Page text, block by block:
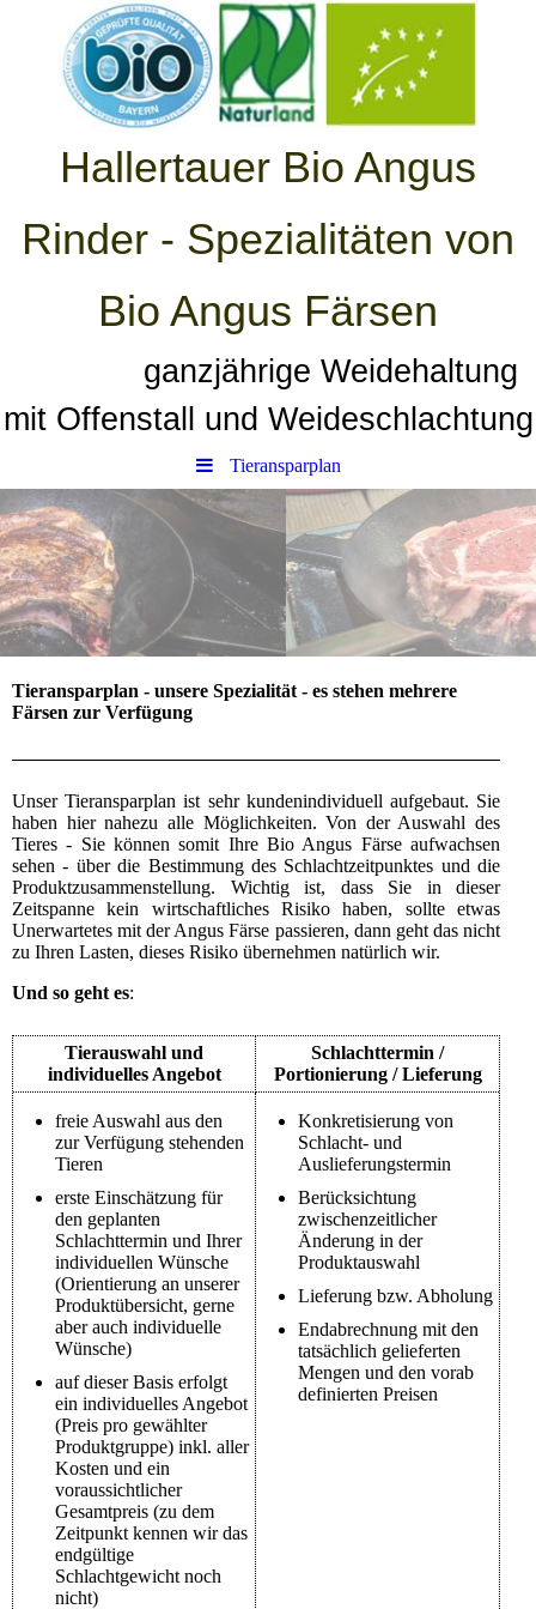
Hallertauer Bio Angus
Rinder - Spezialitäten von
Bio Angus Färsen
ganzjährige Weidehaltung
mit Offenstall und Weideschlachtung
Tieransparplan
Tieransparplan - unsere Spezialität - es stehen mehrere
Färsen zur Verfügung
Unser Tieransparplan ist sehr kundenindividuell aufgebaut. Sie
haben hier nahezu alle Möglichkeiten. Von der Auswahl des
Tieres - Sie können somit Ihre Bio Angus Färse aufwachsen
sehen - über die Bestimmung des Schlachtzeitpunktes und die
Produktzusammenstellung. Wichtig ist, dass Sie in dieser
Zeitspanne kein wirtschaftliches Risiko haben, sollte etwas
Unerwartetes mit der Angus Färse passieren, dann geht das nicht
zu Ihren Lasten, dieses Risiko übernehmen natürlich wir.
Und so geht es:
Tierauswahl und
individuelles Angebot
Schlachttermin /
Portionierung / Lieferung
freie Auswahl aus den
zur Verfügung stehenden
Tieren
erste Einschätzung für
den geplanten
Schlachttermin und Ihrer
individuellen Wünsche
(Orientierung an unserer
Produktübersicht, gerne
aber auch individuelle
Wünsche)
auf dieser Basis erfolgt
ein individuelles Angebot
(Preis pro gewählter
Produktgruppe) inkl. aller
Kosten und ein
voraussichtlicher
Gesamtpreis (zu dem
Zeitpunkt kennen wir das
endgültige
Schlachtgewicht noch
nicht)
Konkretisierung von
Schlacht- und
Auslieferungstermin
Berücksichtung
zwischenzeitlicher
Änderung in der
Produktauswahl
Lieferung bzw. Abholung
Endabrechnung mit den
tatsächlich gelieferten
Mengen und den vorab
definierten Preisen